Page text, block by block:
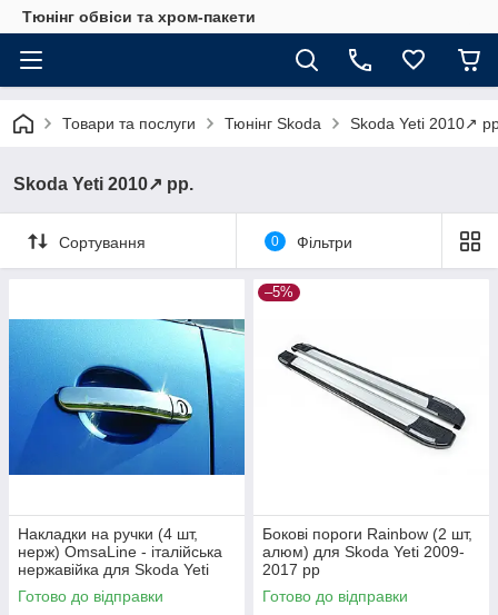
Тюнінг обвіси та хром-пакети
Товари та послуги Тюнінг Skoda Skoda Yeti 2010↗
Skoda Yeti 2010↗ рр.
Сортування 0 Фільтри
Накладки на ручки (4 шт,
нерж) OmsaLine - італійська
нержавійка для Skoda Yeti
2009-2017 рр
Готово до відправки
–5%
Бокові пороги Rainbow (2 шт,
алюм) для Skoda Yeti 2009-
2017 рр
Готово до відправки